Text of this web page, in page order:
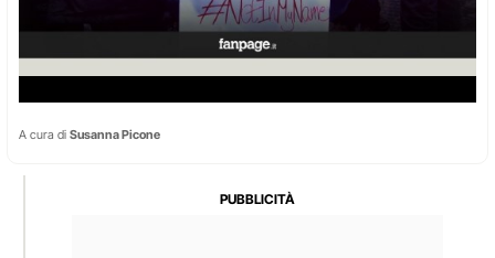
A cura di Susanna Picone